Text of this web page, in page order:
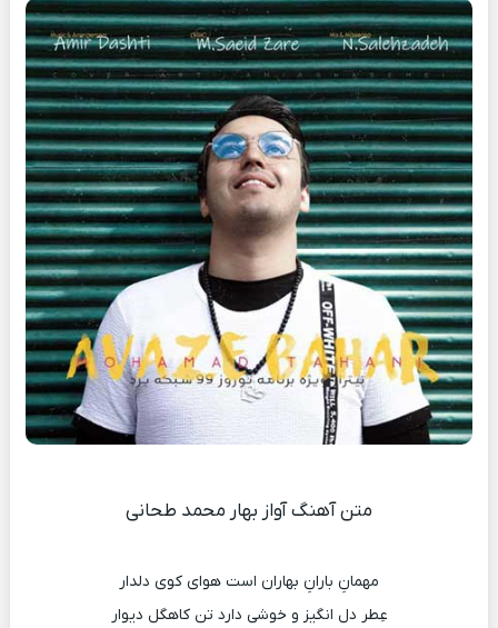
متن آهنگ آواز بهار محمد طحانی
مهمانِ بارانِ بهاران است هوای کوی دلدار
عِطر دل انگیز و خوشی دارد تن کاهگل دیوار